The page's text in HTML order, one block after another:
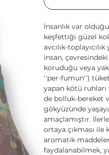
İnsanlık var
keşfettiği güzel
avcılık-
insan,
koruduğu veya
''per-fumun'')
yapan kötü
de bolluk-bereket
gökyüzünde
amaçlamıştır.
ortaya çıkması ile
aromatik
faydalanabilmek,